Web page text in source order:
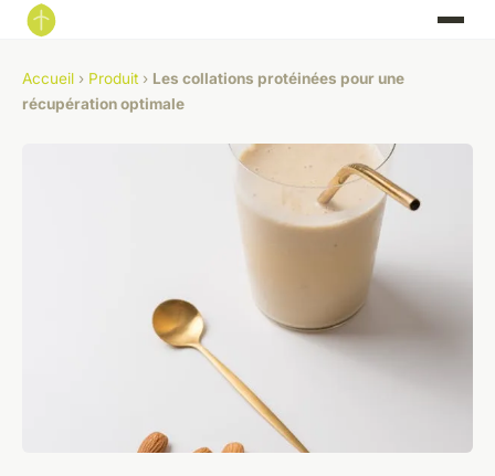
Accueil › Produit › Les collations protéinées pour une
récupération optimale